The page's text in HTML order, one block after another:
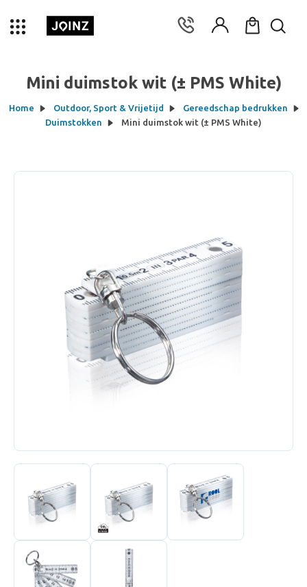
Mini duimstok wit (± PMS White)
Home Outdoor, Sport & Vrijetijd
Gereedschap bedrukken
Duimstokken
Mini duimstok wit (± PMS White)